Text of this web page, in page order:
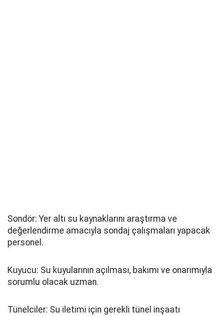
Sondör: Yer altı su kaynaklarını araştırma ve
değerlendirme amacıyla sondaj çalışmaları yapacak
personel.
Kuyucu: Su kuyularının açılması, bakımı ve onarımıyla
sorumlu olacak uzman.
Tünelciler: Su iletimi için gerekli tünel inşaatı